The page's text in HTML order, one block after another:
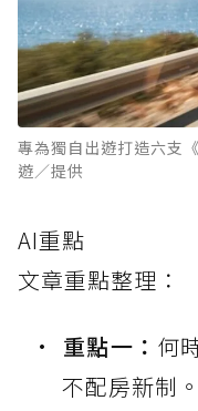
專為獨自出遊打造六支
遊／提供
AI重點
文章重點整理：
重點一： 何
不配房新制。